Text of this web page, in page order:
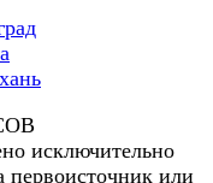
исключительно
первоисточник или